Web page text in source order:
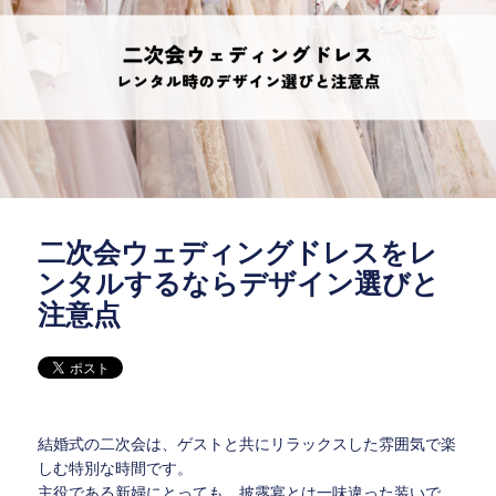
二次会ウェディングドレスをレ
ンタルするならデザイン選びと
注意点
結婚式の二次会は、ゲストと共にリラックスした雰囲気で楽
しむ特別な時間です。